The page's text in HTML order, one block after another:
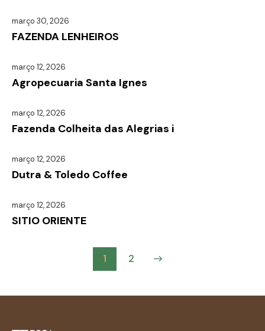
março 30, 2026
FAZENDA LENHEIROS
março 12, 2026
Agropecuaria Santa Ignes
março 12, 2026
Fazenda Colheita das Alegrias i
março 12, 2026
Dutra & Toledo Coffee
março 12, 2026
SITIO ORIENTE
1 2